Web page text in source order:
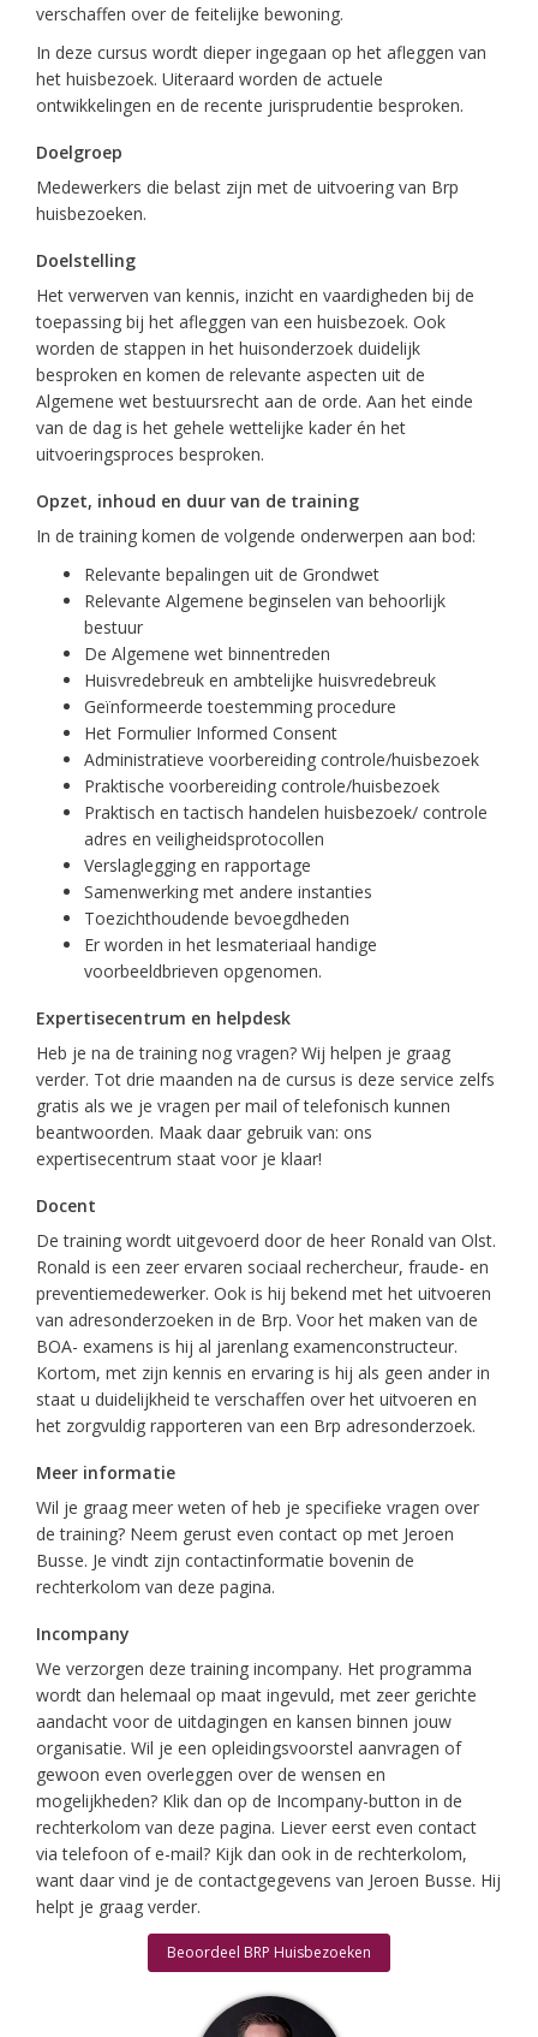
verschaffen over de feitelijke bewoning.
In deze cursus wordt dieper ingegaan op het afleggen van
het huisbezoek. Uiteraard worden de actuele
ontwikkelingen en de recente jurisprudentie besproken.
Doelgroep
Medewerkers die belast zijn met de uitvoering van Brp
huisbezoeken.
Doelstelling
Het verwerven van kennis, inzicht en vaardigheden bij de
toepassing bij het afleggen van een huisbezoek. Ook
worden de stappen in het huisonderzoek duidelijk
besproken en komen de relevante aspecten uit de
Algemene wet bestuursrecht aan de orde. Aan het einde
van de dag is het gehele wettelijke kader én het
uitvoeringsproces besproken.
Opzet, inhoud en duur van de training
In de training komen de volgende onderwerpen aan bod:
Relevante bepalingen uit de Grondwet
Relevante Algemene beginselen van behoorlijk
bestuur
De Algemene wet binnentreden
Huisvredebreuk en ambtelijke huisvredebreuk
Geïnformeerde toestemming procedure
Het Formulier Informed Consent
Administratieve voorbereiding controle/huisbezoek
Praktische voorbereiding controle/huisbezoek
Praktisch en tactisch handelen huisbezoek/ controle
adres en veiligheidsprotocollen
Verslaglegging en rapportage
Samenwerking met andere instanties
Toezichthoudende bevoegdheden
Er worden in het lesmateriaal handige
voorbeeldbrieven opgenomen.
Expertisecentrum en helpdesk
Heb je na de training nog vragen? Wij helpen je graag
verder. Tot drie maanden na de cursus is deze service zelfs
gratis als we je vragen per mail of telefonisch kunnen
beantwoorden. Maak daar gebruik van: ons
expertisecentrum staat voor je klaar!
Docent
De training wordt uitgevoerd door de heer Ronald van Olst.
Ronald is een zeer ervaren sociaal rechercheur, fraude- en
preventiemedewerker. Ook is hij bekend met het uitvoeren
van adresonderzoeken in de Brp. Voor het maken van de
BOA- examens is hij al jarenlang examenconstructeur.
Kortom, met zijn kennis en ervaring is hij als geen ander in
staat u duidelijkheid te verschaffen over het uitvoeren en
het zorgvuldig rapporteren van een Brp adresonderzoek.
Meer informatie
Wil je graag meer weten of heb je specifieke vragen over
de training? Neem gerust even contact op met Jeroen
Busse. Je vindt zijn contactinformatie bovenin de
rechterkolom van deze pagina.
Incompany
We verzorgen deze training incompany. Het programma
wordt dan helemaal op maat ingevuld, met zeer gerichte
aandacht voor de uitdagingen en kansen binnen jouw
organisatie. Wil je een opleidingsvoorstel aanvragen of
gewoon even overleggen over de wensen en
mogelijkheden? Klik dan op de Incompany-button in de
rechterkolom van deze pagina. Liever eerst even contact
via telefoon of e-mail? Kijk dan ook in de rechterkolom,
want daar vind je de contactgegevens van Jeroen Busse. Hij
helpt je graag verder.
Beoordeel BRP Huisbezoeken